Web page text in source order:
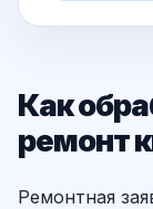
Как
ремонт
Ремонтная